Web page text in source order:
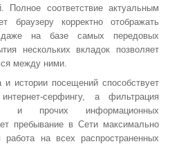
Полное соответствие актуальным
браузеру корректно отображать
даже на базе самых передовых
нескольких вкладок позволяет
между ними.
истории посещений способствует
серфингу, а фильтрация
и прочих информационных
пребывание в Сети максимально
на всех распространенных